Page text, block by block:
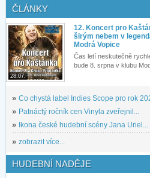
ČLÁNKY
28.07.
12. Koncert pro
širým nebem v
Modrá Vopice
Čas letí neskutečně
bude 8. srpna v klubu
» Co chystá label Indies Scope pro rok
» Patnáctý ročník cen Vinyla zveřejnil...
»
Ikona české hudební scény Jana Uriel...
» zobrazit více...
HUDEBNÍ NADĚJE